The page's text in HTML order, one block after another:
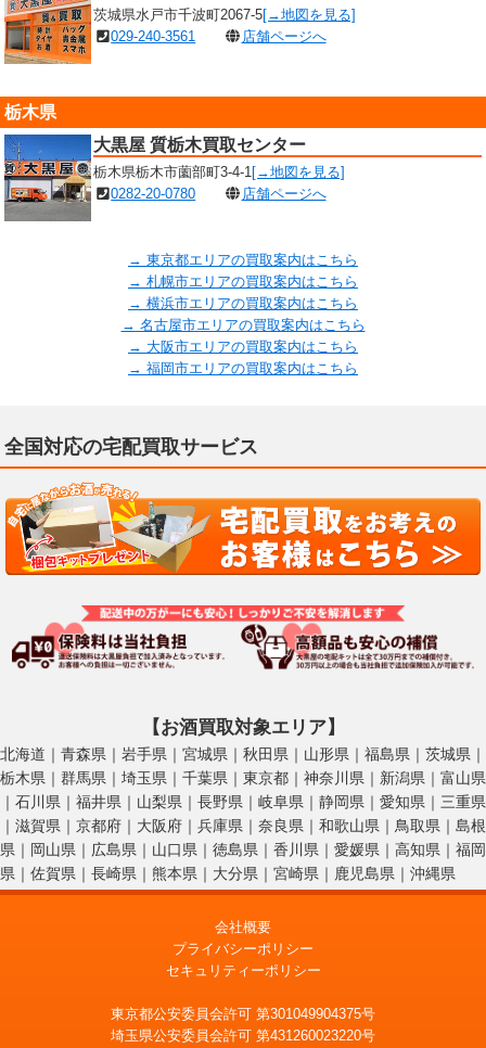
茨城県水戸市千波町2067-5[→地図を見る]
029-240-3561
店舗ページへ
栃木県
大黒屋 質栃木買取センター
栃木県栃木市薗部町3-4-1[→地図を見る]
0282-20-0780
店舗ページへ
→ 東京都エリアの買取案内はこちら
→ 札幌市エリアの買取案内はこちら
→ 横浜市エリアの買取案内はこちら
→ 名古屋市エリアの買取案内はこちら
→ 大阪市エリアの買取案内はこちら
→ 福岡市エリアの買取案内はこちら
全国対応の宅配買取サービス
【お酒買取対象エリア】
北海道｜青森県｜岩手県｜宮城県｜秋田県｜山形県｜福島県｜茨城県｜
栃木県｜群馬県｜埼玉県｜千葉県｜東京都｜神奈川県｜新潟県｜富山県
｜石川県｜福井県｜山梨県｜長野県｜岐阜県｜静岡県｜愛知県｜三重県
｜滋賀県｜京都府｜大阪府｜兵庫県｜奈良県｜和歌山県｜鳥取県｜島根
県｜岡山県｜広島県｜山口県｜徳島県｜香川県｜愛媛県｜高知県｜福岡
県｜佐賀県｜長崎県｜熊本県｜大分県｜宮崎県｜鹿児島県｜沖縄県
会社概要
プライバシーポリシー
セキュリティーポリシー
東京都公安委員会許可 第301049904375号
埼玉県公安委員会許可 第431260023220号